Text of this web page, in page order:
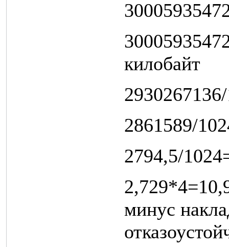
килобайт
2861589/
2794,5/
минус